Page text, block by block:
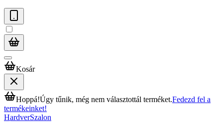
Kosár
Hoppá!Úgy tűnik, még nem választottál terméket.Fedezd fel a
termékeinket!
HardverSzalon